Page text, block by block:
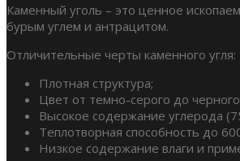
Каменный уголь – это ценное
бурым углем и антрацитом.
Отличительные черты каменного угля:
Плотная структура;
Цвет от темно-серого до
Высокое содержание углерода
Теплотворная способность до
Низкое содержание влаги и